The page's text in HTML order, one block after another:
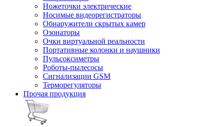
Ножеточки электрические
Носимые видеорегистраторы
Обнаружители скрытых камер
Озонаторы
Очки виртуальной реальности
Портативные колонки и наушники
Пульсоксиметры
Роботы-пылесосы
Сигнализации GSM
Терморегуляторы
Прочая продукция